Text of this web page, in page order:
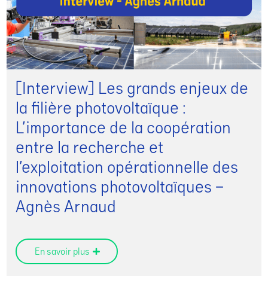
[Interview] Les grands enjeux de
la filière photovoltaïque :
L’importance de la coopération
entre la recherche et
l’exploitation opérationnelle des
innovations photovoltaïques –
Agnès Arnaud
En savoir plus